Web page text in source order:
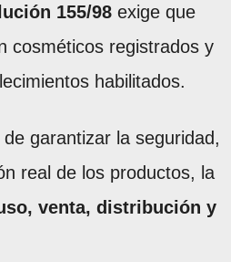
155/98 exige que
cosméticos registrados y
habilitados.
garantizar la seguridad,
real de los productos, la
venta, distribución y